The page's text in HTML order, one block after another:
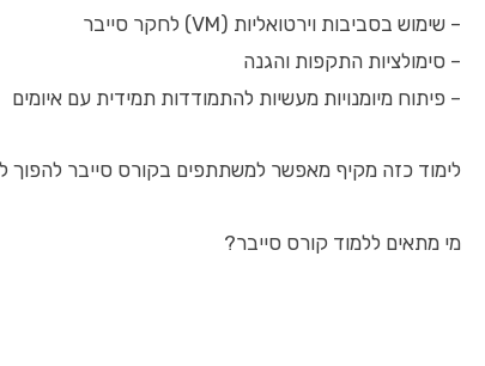
– שימוש בסביבות וירטואליות (VM) לחקר סייבר
– סימולציות התקפות והגנה
– פיתוח מיומנויות מעשיות להתמודדות תמידית עם איומים
לימוד כזה מקיף מאפשר למשתתפים בקורס סייבר להפוך
מי מתאים ללמוד קורס סייבר?